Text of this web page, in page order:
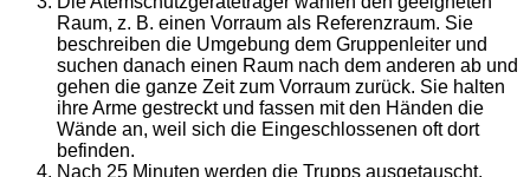
Raum, z. B. einen Vorraum als Referenzraum. Sie
beschreiben die Umgebung dem Gruppenleiter und
suchen danach einen Raum nach dem anderen ab und
gehen die ganze Zeit zum Vorraum zurück. Sie halten
ihre Arme gestreckt und fassen mit den Händen die
Wände an, weil sich die Eingeschlossenen oft dort
befinden.
Nach 25 Minuten werden die Trupps ausgetauscht.